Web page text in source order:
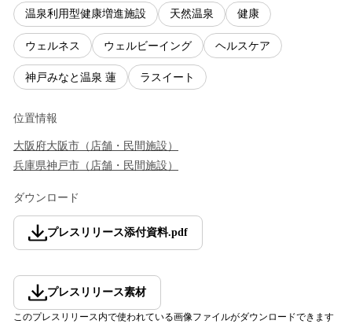
温泉利用型健康増進施設 天然温泉 健康
ウェルネス ウェルビーイング ヘルスケア
神戸みなと温泉 蓮 ラスイート
位置情報
大阪府大阪市 （ 店舗・民間施設 ）
兵庫県神戸市 （ 店舗・民間施設 ）
ダウンロード
プレスリリース添付資料.pdf
プレスリリース素材
このプレスリリース内で使われている画像ファイルがダウンロードできます